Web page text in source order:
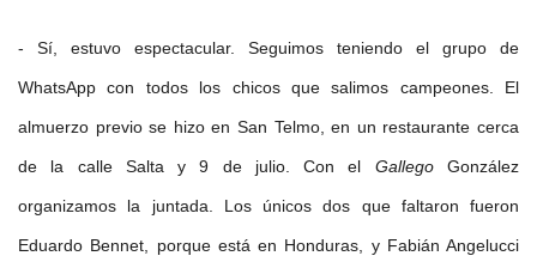
- Sí, estuvo espectacular. Seguimos teniendo el grupo de
WhatsApp con todos los chicos que salimos campeones. El
almuerzo previo se hizo en San Telmo, en un restaurante cerca
de la calle Salta y 9 de julio. Con el GallegoGonzález
organizamos la juntada. Los únicos dos que faltaron fueron
Eduardo Bennet, porque está en Honduras, y Fabián Angelucci